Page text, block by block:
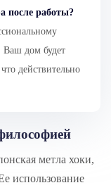
после работы?
Ваш дом будет
действительно
метла хоки,
использование